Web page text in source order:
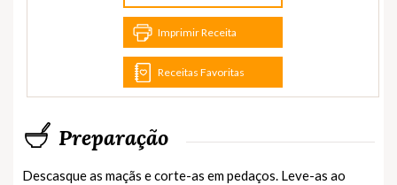
Imprimir Receita
Receitas Favoritas
Preparação
Descasque as maçãs e corte-as em pedaços. Leve-as ao